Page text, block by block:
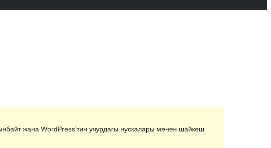
жана WordPress’тин учурдагы нускалары менен шайкеш